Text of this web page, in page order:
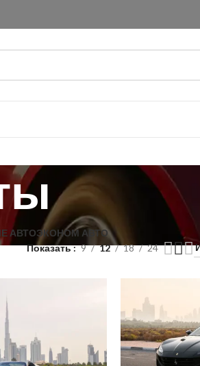
АВТОЭКОНОМ АВТО
Показать 9 12 18 24